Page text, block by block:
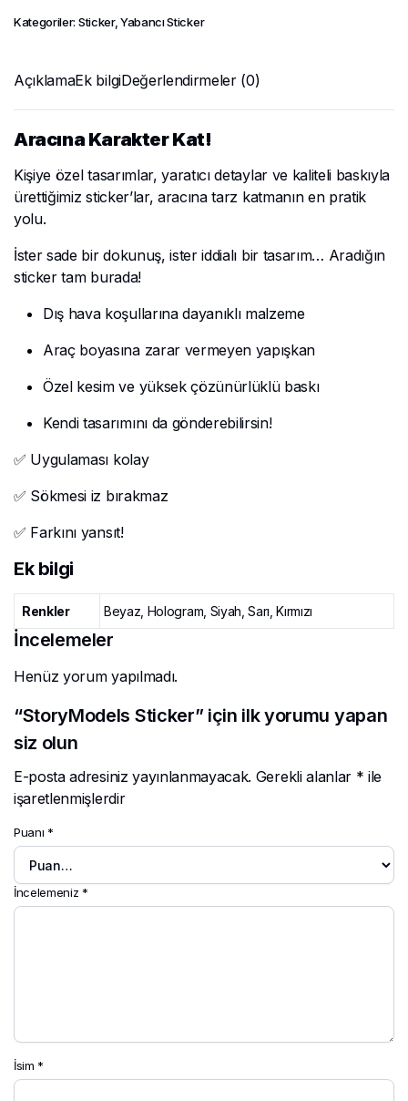
Kategoriler: Sticker, Yabancı Sticker
AçıklamaEk bilgiDeğerlendirmeler (0)
Aracına Karakter Kat!
Kişiye özel tasarımlar, yaratıcı detaylar ve kaliteli baskıyla
ürettiğimiz sticker’lar, aracına tarz katmanın en pratik
yolu.
İster sade bir dokunuş, ister iddialı bir tasarım… Aradığın
sticker tam burada!
Dış hava koşullarına dayanıklı malzeme
Araç boyasına zarar vermeyen yapışkan
Özel kesim ve yüksek çözünürlüklü baskı
Kendi tasarımını da gönderebilirsin!
✅ Uygulaması kolay
✅ Sökmesi iz bırakmaz
✅ Farkını yansıt!
Ek bilgi
Renkler Beyaz, Hologram, Siyah, Sarı, Kırmızı
İncelemeler
Henüz yorum yapılmadı.
“StoryModels Sticker” için ilk yorumu yapan
siz olun
E-posta adresiniz yayınlanmayacak. Gerekli alanlar * ile
işaretlenmişlerdir
Puanı *
İncelemeniz *
İsim *